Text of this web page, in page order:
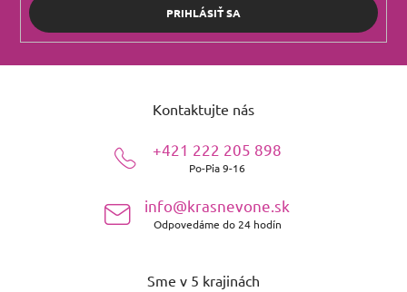
PRIHLÁSIŤ SA
Kontaktujte nás
+421 222 205 898
Po-Pia 9-16
info@krasnevone.sk
Odpovedáme do 24 hodín
Sme v 5 krajinách